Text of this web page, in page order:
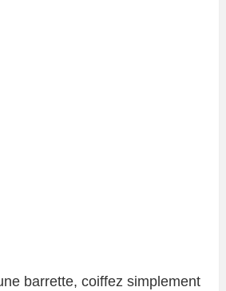
barrette, coiffez simplement